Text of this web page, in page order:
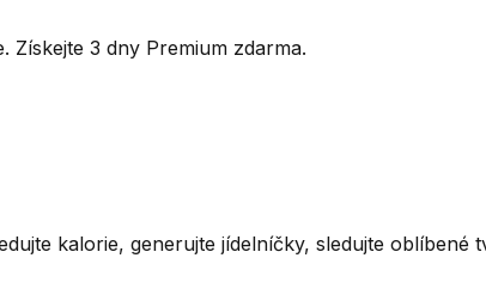
Získejte 3 dny Premium zdarma.
kalorie, generujte jídelníčky, sledujte oblíbené